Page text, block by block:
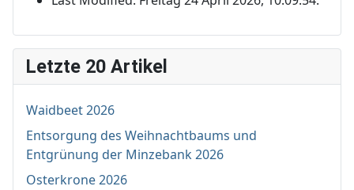
Letzte 20 Artikel
Waidbeet 2026
Entsorgung des Weihnachtbaums und
Entgrünung der Minzebank 2026
Osterkrone 2026